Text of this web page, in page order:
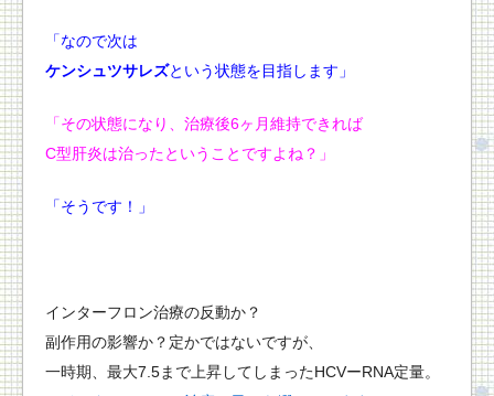
「なので次は
ケンシュツサレズという状態を目指します」
「その状態になり、治療後6ヶ月維持できれば
C型肝炎は治ったということですよね？」
「そうです！」
インターフロン治療の反動か？
副作用の影響か？定かではないですが、
一時期、最大7.5まで上昇してしまったHCVーRNA定量。